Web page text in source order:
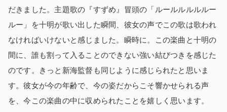
だきました。主題歌の『すずめ』冒頭の「ルールルルルルー
ルー」を十明が歌い出した瞬間、彼女の声でこの歌は歌われ
なければいけないと感じました。瞬時に。この楽曲と十明の
間に、誰も割って入ることのできない強い結びつきを感じた
のです。きっと新海監督も同じように感じられたと思いま
す。彼女が今の年齢で、今の姿だからこそ響かせられる声
を、今この楽曲の中に収められたことを嬉しく思います。